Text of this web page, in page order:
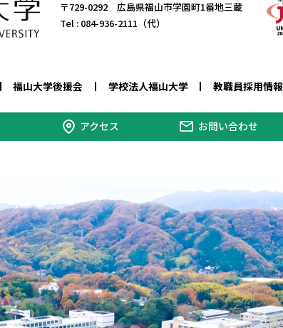
〒729-0292 広島県福山市学園町1番地三蔵
Tel : 084-936-2111（代）
福山大学後援会 学校法人福山大学 教職員採用情報
アクセス お問い合わせ